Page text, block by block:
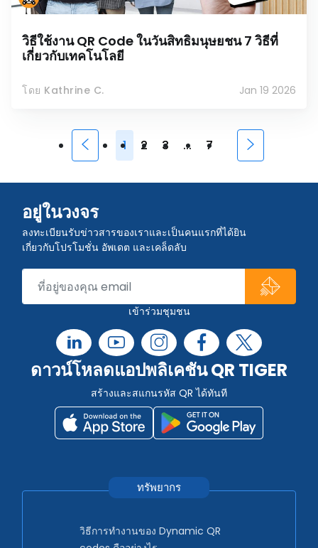
วิธีใช้งาน QR Code ในวันสิทธิมนุษยชน 7 วิธีที่
เกี่ยวกับเทคโนโลยี
โดย Kathrine C. Jan 19 2026
1 2 3 ... 7
อยู่ในวงจร
ลงทะเบียนรับข่าวสารของเราและเป็นคนแรกที่ได้ยิน
เกี่ยวกับโปรโมชั่น อัพเดต และเคล็ดลับ
เข้าร่วมชุมชน
ดาวน์โหลดแอปพลิเคชัน QR TIGER
สร้างและสแกนรหัส QR ได้ทันที
ทรัพยากร
วิธีการทำงานของ Dynamic QR